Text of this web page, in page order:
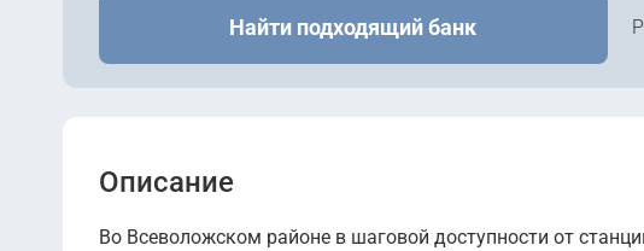
Найти подходящий банк
Описание
Во Всеволожском районе в шаговой доступности от